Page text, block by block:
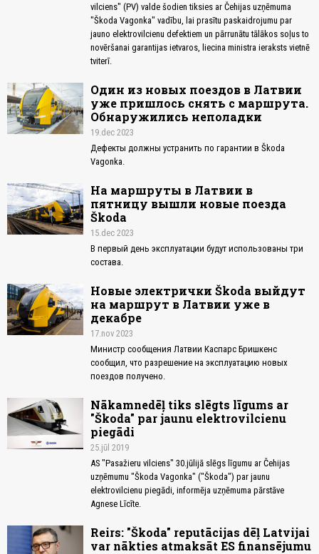
vilciens" (PV) valde šodien tiksies ar Čehijas uzņēmuma
"Škoda Vagonka" vadību, lai prasītu paskaidrojumu par
jauno elektrovilcienu defektiem un pārrunātu tālākos soļus to
novēršanai garantijas ietvaros, liecina ministra ieraksts vietnē
tviterī.
Один из новых поездов в Латвии
уже пришлось снять с маршрута.
Обнаружились неполадки
19.dec 2023
Дефекты должны устранить по гарантии в Škoda
Vagonka.
На маршруты в Латвии в
пятницу вышли новые поезда
Škoda
15.dec 2023
В первый день эксплуатации будут использованы три
состава.
Новые электрички Škoda выйдут
на маршрут в Латвии уже в
декабре
17.nov 2023
Министр сообщения Латвии Каспарс Бришкенс
сообщил, что разрешение на эксплуатацию новых
поездов получено.
Nākamnedēļ tiks slēgts līgums ar
"Škoda" par jaunu elektrovilcienu
piegādi
25.jūl 2019
AS "Pasažieru vilciens" 30.jūlijā slēgs līgumu ar Čehijas
uzņēmumu "Škoda Vagonka" ("Škoda") par jaunu
elektrovilcienu piegādi, informēja uzņēmuma pārstāve
Agnese Līcīte.
Reirs: "Škoda" reputācijas dēļ Latvijai
var nākties atmaksāt ES finansējumu